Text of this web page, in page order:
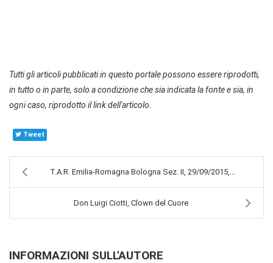
Tutti gli articoli pubblicati in questo portale possono essere riprodotti,
in tutto o in parte, solo a condizione che sia indicata la fonte e sia, in
ogni caso, riprodotto il link dell'articolo.
Tweet
T.A.R. Emilia-Romagna Bologna Sez. II, 29/09/2015,...
Don Luigi Ciotti, Clown del Cuore
INFORMAZIONI SULL'AUTORE